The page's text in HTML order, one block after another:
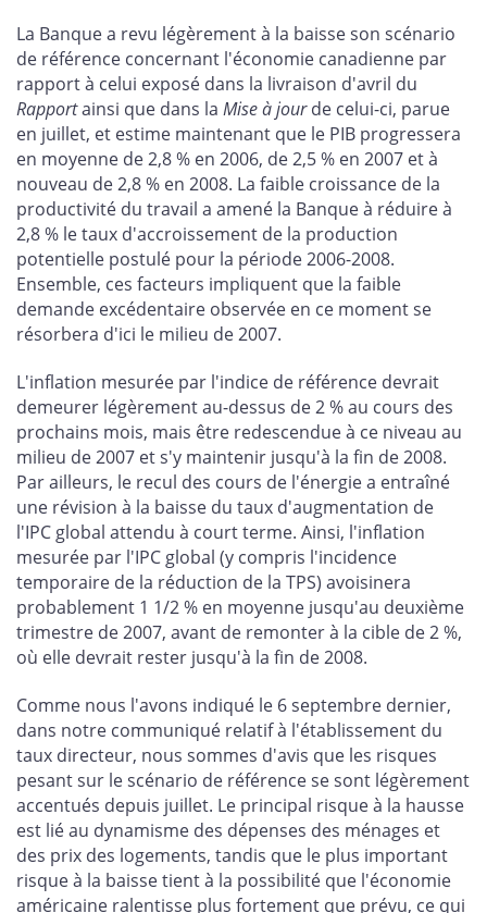
La Banque a revu légèrement à la baisse son scénario
de référence concernant l'économie canadienne par
rapport à celui exposé dans la livraison d'avril du
Rapportainsi que dans la Mise à jourde celui-ci, parue
en juillet, et estime maintenant que le PIB progressera
en moyenne de 2,8 % en 2006, de 2,5 % en 2007 et à
nouveau de 2,8 % en 2008. La faible croissance de la
productivité du travail a amené la Banque à réduire à
2,8 % le taux d'accroissement de la production
potentielle postulé pour la période 2006-2008.
Ensemble, ces facteurs impliquent que la faible
demande excédentaire observée en ce moment se
résorbera d'ici le milieu de 2007.
L'inflation mesurée par l'indice de référence devrait
demeurer légèrement au-dessus de 2 % au cours des
prochains mois, mais être redescendue à ce niveau au
milieu de 2007 et s'y maintenir jusqu'à la fin de 2008.
Par ailleurs, le recul des cours de l'énergie a entraîné
une révision à la baisse du taux d'augmentation de
l'IPC global attendu à court terme. Ainsi, l'inflation
mesurée par l'IPC global (y compris l'incidence
temporaire de la réduction de la TPS) avoisinera
probablement 1 1/2 % en moyenne jusqu'au deuxième
trimestre de 2007, avant de remonter à la cible de 2 %,
où elle devrait rester jusqu'à la fin de 2008.
Comme nous l'avons indiqué le 6 septembre dernier,
dans notre communiqué relatif à l'établissement du
taux directeur, nous sommes d'avis que les risques
pesant sur le scénario de référence se sont légèrement
accentués depuis juillet. Le principal risque à la hausse
est lié au dynamisme des dépenses des ménages et
des prix des logements, tandis que le plus important
risque à la baisse tient à la possibilité que l'économie
américaine ralentisse plus fortement que prévu, ce qui